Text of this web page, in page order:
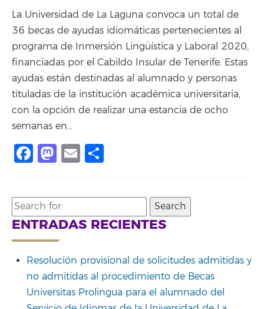
La Universidad de La Laguna convoca un total de
36 becas de ayudas idiomáticas pertenecientes al
programa de Inmersión Lingüística y Laboral 2020,
financiadas por el Cabildo Insular de Tenerife. Estas
ayudas están destinadas al alumnado y personas
tituladas de la institución académica universitaria,
con la opción de realizar una estancia de ocho
semanas en…
Facebook
Mastodon
Email
Search
for:
ENTRADAS RECIENTES
Resolución provisional de solicitudes admitidas y
no admitidas al procedimiento de Becas
Universitas Prolingua para el alumnado del